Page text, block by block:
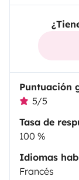
Puntuación
5/5
Tasa de
100 %
Idiomas
Francés